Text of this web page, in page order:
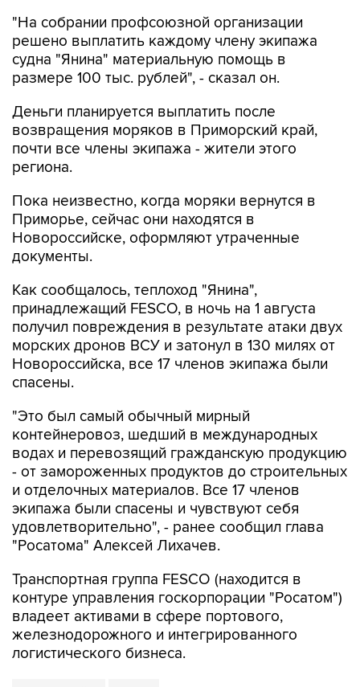
"На собрании профсоюзной организации
решено выплатить каждому члену экипажа
судна "Янина" материальную помощь в
размере 100 тыс. рублей", - сказал он.
Деньги планируется выплатить после
возвращения моряков в Приморский край,
почти все члены экипажа - жители этого
региона.
Пока неизвестно, когда моряки вернутся в
Приморье, сейчас они находятся в
Новороссийске, оформляют утраченные
документы.
Как сообщалось, теплоход "Янина",
принадлежащий FESCO, в ночь на 1 августа
получил повреждения в результате атаки двух
морских дронов ВСУ и затонул в 130 милях от
Новороссийска, все 17 членов экипажа были
спасены.
"Это был самый обычный мирный
контейнеровоз, шедший в международных
водах и перевозящий гражданскую продукцию
- от замороженных продуктов до строительных
и отделочных материалов. Все 17 членов
экипажа были спасены и чувствуют себя
удовлетворительно", - ранее сообщил глава
"Росатома" Алексей Лихачев.
Транспортная группа FESCO (находится в
контуре управления госкорпорации "Росатом")
владеет активами в сфере портового,
железнодорожного и интегрированного
логистического бизнеса.